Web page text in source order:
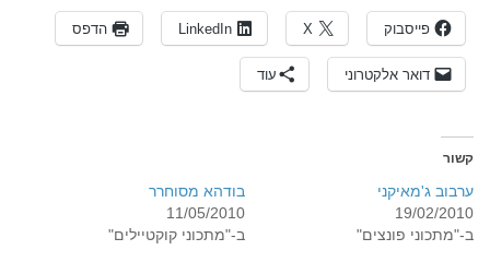
פייסבוק X
LinkedIn הדפס
דואר אלקטרוני עוד
קשור
ערבוב ג'מאיקני
19/02/2010
ב-"מתכוני פונצים"
בודהא מסוחרר
11/05/2010
ב-"מתכוני קוקטיילים"